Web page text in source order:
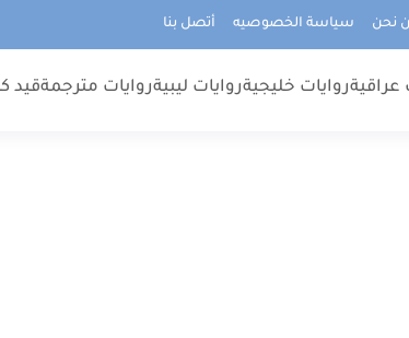
نحن سياسة الخصوصيه أتصل بنا
عراقيةروايات خليجيةروايات ليبيةروايات مترجمةقيد